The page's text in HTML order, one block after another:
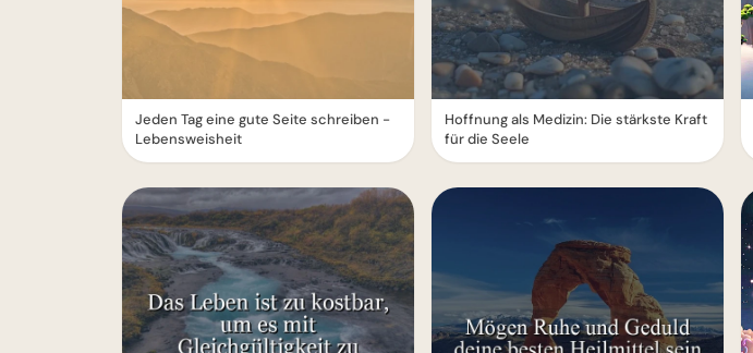
Jeden Tag eine gute Seite schreiben -
Lebensweisheit
Hoffnung als Medizin: Die stärkste Kraft
für die Seele